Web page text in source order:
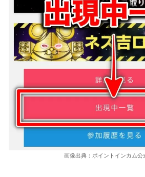
画像出典：ポイントインカム公